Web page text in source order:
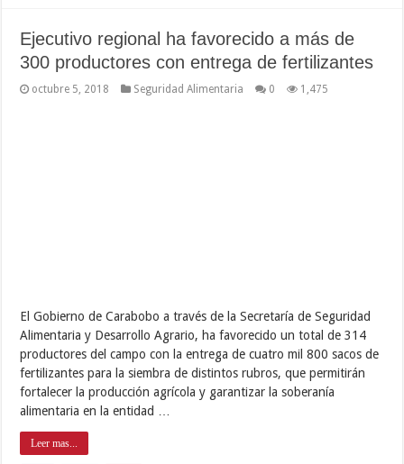
Ejecutivo regional ha favorecido a más de
300 productores con entrega de fertilizantes
octubre 5, 2018 Seguridad Alimentaria 0 1,475
El Gobierno de Carabobo a través de la Secretaría de Seguridad
Alimentaria y Desarrollo Agrario, ha favorecido un total de 314
productores del campo con la entrega de cuatro mil 800 sacos de
fertilizantes para la siembra de distintos rubros, que permitirán
fortalecer la producción agrícola y garantizar la soberanía
alimentaria en la entidad …
Leer mas...